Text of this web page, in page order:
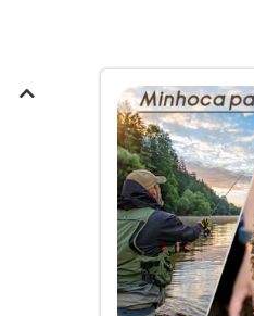
- Trate seu Jardim -